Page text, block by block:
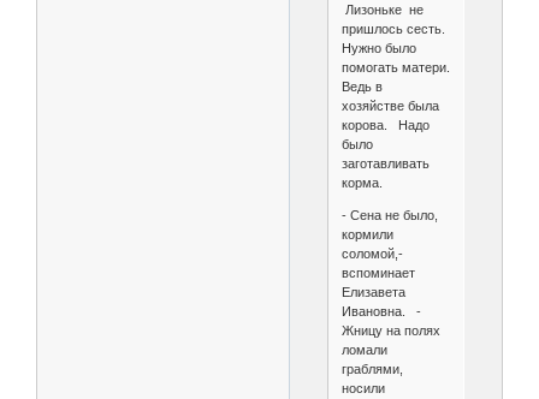
Лизоньке не
пришлось сесть.
Нужно было
помогать матери.
Ведь в
хозяйстве была
корова. Надо
было
заготавливать
корма.
- Сена не было,
кормили
соломой,-
вспоминает
Елизавета
Ивановна. -
Жницу на полях
ломали
граблями,
носили